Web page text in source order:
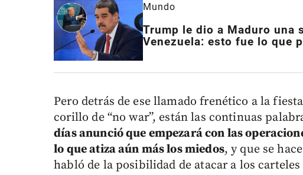
Mundo
Trump le dio a Maduro una
Venezuela: esto fue lo que
Pero detrás de ese llamado frenético a la
corillo de “no war”, están las continuas
días anunció que empezará con las
lo que atiza aún más los miedos, y que se
habló de la posibilidad de atacar a los